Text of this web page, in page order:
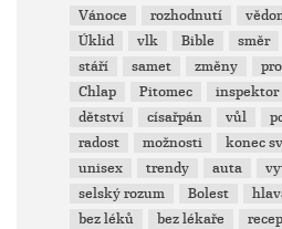
Vánoce
rozhodnutí
Úklid
vlk Bible směr
stáří
samet změny
Chlap
Pitomec inspektor
dětství
císařpán vůl
radost
možnosti konec
unisex
trendy auta
selský rozum
Bolest
bez léků
bez lékaře